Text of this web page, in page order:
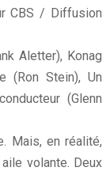
CBS / Diffusion
Aletter), Konag
(Ron Stein), Un
(Glenn
Mais, en réalité,
volante. Deux